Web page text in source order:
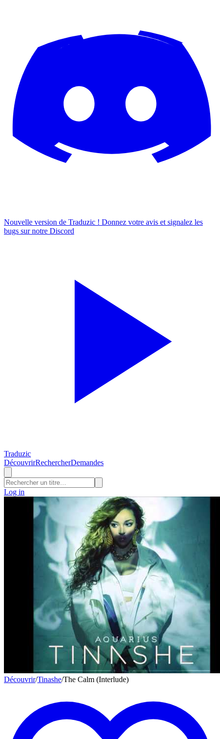
Nouvelle version de Traduzic ! Donnez votre avis et signalez les
bugs sur notre Discord
Traduzic
DécouvrirRechercherDemandes
Log in
Découvrir/Tinashe/The Calm (Interlude)